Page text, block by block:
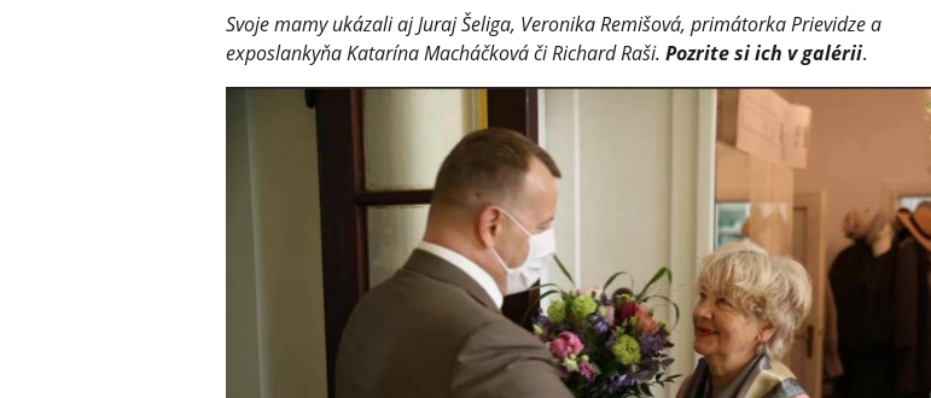
Svoje mamy ukázali aj Juraj Šeliga, Veronika Remišová, primátorka Prievidze a
exposlankyňa Katarína Macháčková či Richard Raši. Pozrite si ich v galérii.